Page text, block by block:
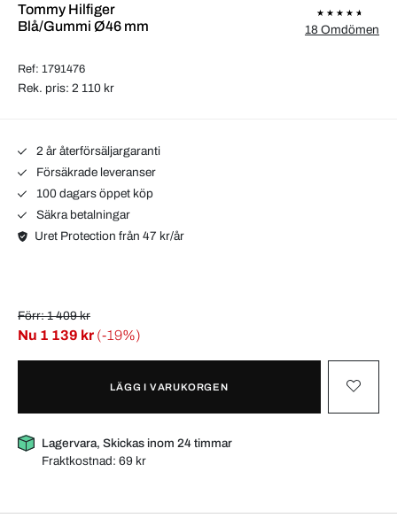
Tommy Hilfiger
Blå/Gummi Ø46 mm
Ref: 1791476
18 Omdömen
Rek. pris: 2 110 kr
2 år återförsäljargaranti
Försäkrade leveranser
100 dagars öppet köp
Säkra betalningar
Uret Protection från 47 kr/år
Förr: 1 409 kr
Nu 1 139 kr (-19%)
LÄGG I VARUKORGEN
Lagervara, Skickas inom 24 timmar
Fraktkostnad:69 kr